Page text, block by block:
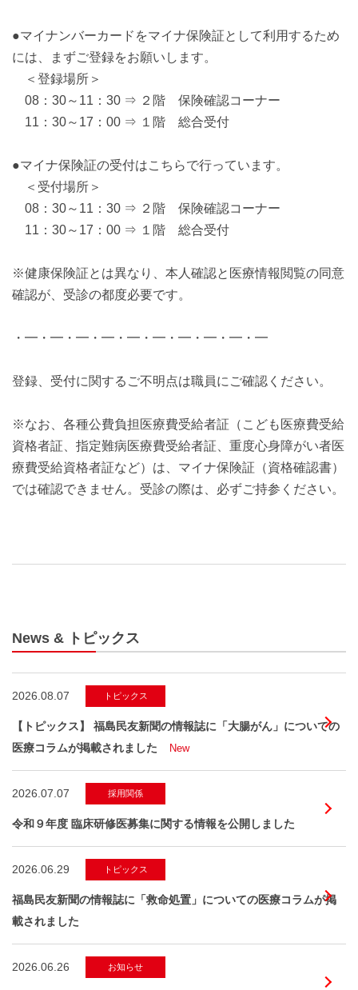
●マイナンバーカードをマイナ保険証として利用するため
には、まずご登録をお願いします。
＜登録場所＞
08：30～11：30 ⇒ ２階 保険確認コーナー
11：30～17：00 ⇒ １階 総合受付
●マイナ保険証の受付はこちらで行っています。
＜受付場所＞
08：30～11：30 ⇒ ２階 保険確認コーナー
11：30～17：00 ⇒ １階 総合受付
※健康保険証とは異なり、本人確認と医療情報閲覧の同意
確認が、受診の都度必要です。
・━・━・━・━・━・━・━・━・━・━
登録、受付に関するご不明点は職員にご確認ください。
※なお、各種公費負担医療費受給者証（こども医療費受給
資格者証、指定難病医療費受給者証、重度心身障がい者医
療費受給資格者証など）は、マイナ保険証（資格確認書）
では確認できません。受診の際は、必ずご持参ください。
News & トピックス
2026.08.07 トピックス
【トピックス】 福島民友新聞の情報誌に「大腸がん」についての
医療コラムが掲載されました
New
2026.07.07 採用関係
令和９年度 臨床研修医募集に関する情報を公開しました
2026.06.29 トピックス
福島民友新聞の情報誌に「救命処置」についての医療コラムが掲
載されました
2026.06.26 お知らせ